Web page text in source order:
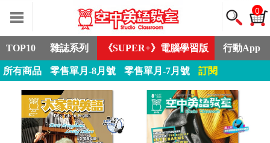
0
TOP10 雜誌系列 《SUPER+》電腦學習版 行動App
所有商品 零售單月-8月號 零售單月-7月號 訂閱